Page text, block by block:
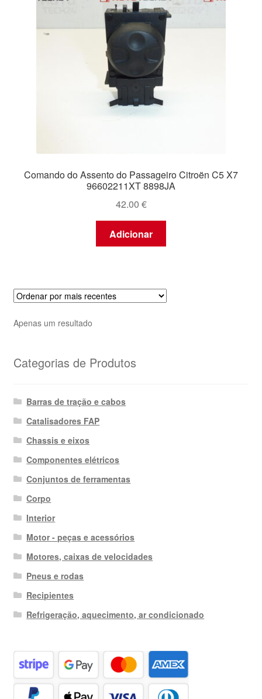
Comando do Assento do Passageiro Citroën C5 X7
96602211XT 8898JA
42.00 €
Adicionar
Apenas um resultado
Categorias de Produtos
Barras de tração e cabos
Catalisadores FAP
Chassis e eixos
Componentes elétricos
Conjuntos de ferramentas
Corpo
Interior
Motor - peças e acessórios
Motores, caixas de velocidades
Pneus e rodas
Recipientes
Refrigeração, aquecimento, ar condicionado